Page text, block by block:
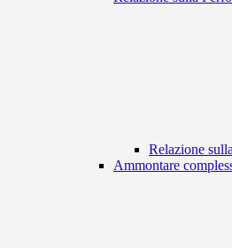
Relazione
Ammontare